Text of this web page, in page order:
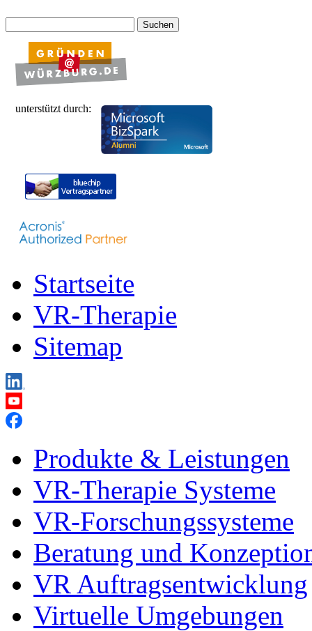
nach:
unterstützt durch:
Startseite
VR-Therapie
Sitemap
Produkte & Leistungen
VR-Therapie Systeme
VR-Forschungssysteme
Beratung und
VR Auftragsentwicklung
Virtuelle Umgebungen